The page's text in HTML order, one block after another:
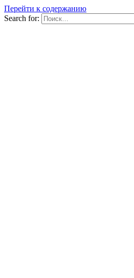
Перейти к содержанию
Search for: